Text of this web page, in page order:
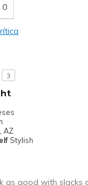
I'm Into Shoes
0
3
AZ
Stylish
as good with slacks